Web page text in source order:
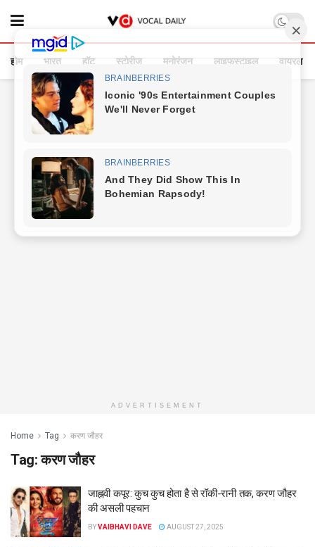
होम भारत हॉट स्टोरीज मनोरंजन लाइफस्टाइल वायरल
ADVERTISEMENT
Home Tag करण जौहर
Tag:करण जौहर
जाह्नवी कपूर: कुच कुच होता है से रॉकी-रानी तक, करण जौहर
की असली पहचान
BYVAIBHAVI DAVE AUGUST 27, 2025